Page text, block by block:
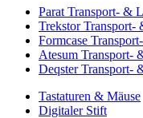
Parat Transport- &
Trekstor Transport-
Formcase
Atesum Transport-
Deqster Transport-
Tastaturen & Mäuse
Digitaler Stift